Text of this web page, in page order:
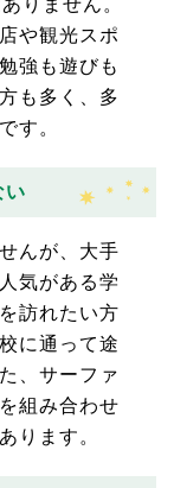
りません。
や観光スポ
強も遊びも
も多く、多
す。
い
んが、大手
気がある学
訪れたい方
に通って途
、サーファ
組み合わせ
ります。